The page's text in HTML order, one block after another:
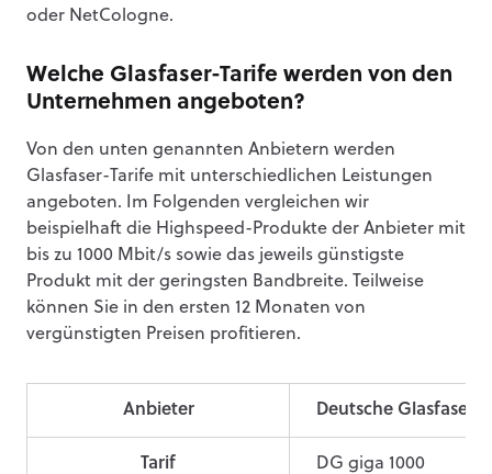
oder NetCologne.
Welche Glasfaser-Tarife werden von den
Unternehmen angeboten?
Von den unten genannten Anbietern werden
Glasfaser-Tarife mit unterschiedlichen Leistungen
angeboten. Im Folgenden vergleichen wir
beispielhaft die Highspeed-Produkte der Anbieter mit
bis zu 1000 Mbit/s sowie das jeweils günstigste
Produkt mit der geringsten Bandbreite. Teilweise
können Sie in den ersten 12 Monaten von
vergünstigten Preisen profitieren.
Anbieter Deutsche Glasfaser
Tarif DG giga 1000